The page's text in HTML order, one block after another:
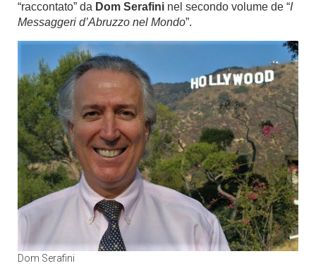
“raccontato” da Dom Serafini nel secondo volume de “I
Messaggeri d’Abruzzo nel Mondo”.
Dom Serafini